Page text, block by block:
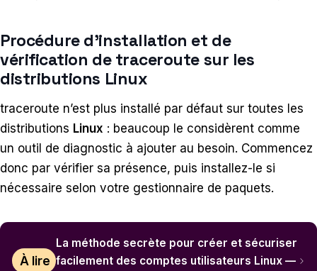
Procédure d’installation et de
vérification de traceroute sur les
distributions Linux
traceroute n’est plus installé par défaut sur toutes les
distributions Linux : beaucoup le considèrent comme
un outil de diagnostic à ajouter au besoin. Commencez
donc par vérifier sa présence, puis installez-le si
nécessaire selon votre gestionnaire de paquets.
À lire
La méthode secrète pour créer et sécuriser
facilement des comptes utilisateurs Linux —